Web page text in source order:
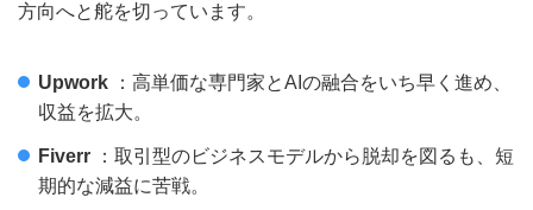
方向へと舵を切っています。
Upwork ：高単価な専門家とAIの融合をいち早く進め、
収益を拡大。
Fiverr ：取引型のビジネスモデルから脱却を図るも、短
期的な減益に苦戦。